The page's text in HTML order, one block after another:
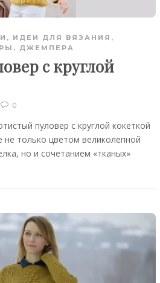
, ИДЕИ ДЛЯ ВЯЗАНИЯ ,
ДЖЕМПЕРА
с круглой
0
пуловер с круглой кокеткой
не только цветом великолепной
но и сочетанием «тканых»